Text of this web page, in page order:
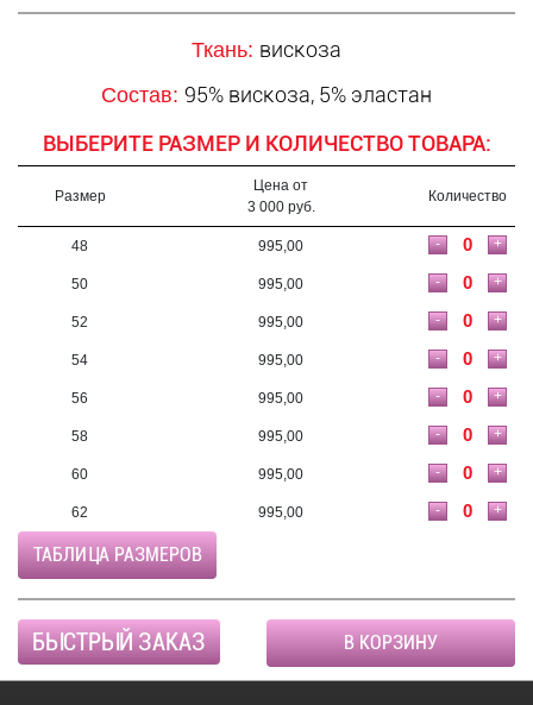
Ткань: вискоза
Состав: 95% вискоза, 5% эластан
ВЫБЕРИТЕ РАЗМЕР И КОЛИЧЕСТВО ТОВАРА:
Размер
Цена от
3 000 руб.
Количество
48 995,00 +
-
50 995,00 +
-
52 995,00 +
-
54 995,00 +
-
56 995,00 +
-
58 995,00 +
-
60 995,00 +
-
62 995,00 +
-
ТАБЛИЦА РАЗМЕРОВ
БЫСТРЫЙ ЗАКАЗ В КОРЗИНУ